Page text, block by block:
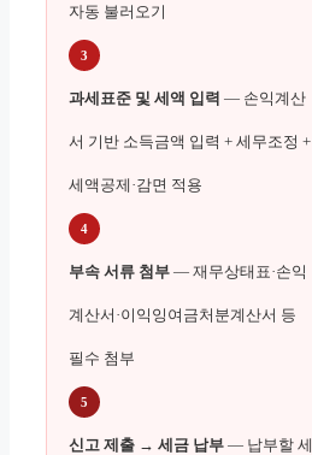
자동 불러오기
3
과세표준 및 세액 입력 — 손익계산
서 기반 소득금액 입력 + 세무조정 +
세액공제·감면 적용
4
부속 서류 첨부 — 재무상태표·손익
계산서·이익잉여금처분계산서 등
필수 첨부
5
신고 제출 → 세금 납부 — 납부할 세